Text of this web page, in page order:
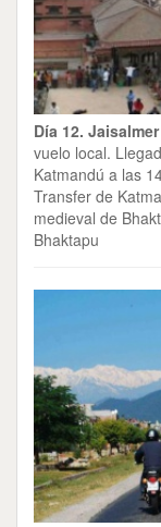
Día 12.
vuelo local.
Katmandú a las
Transfer de
medieval de
Bhaktapu